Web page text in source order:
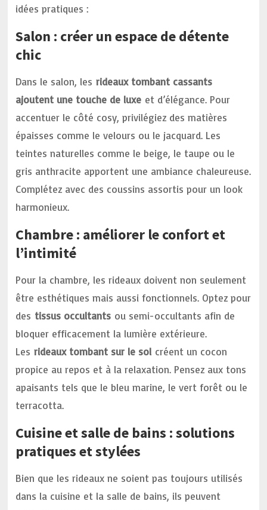
idées pratiques :
Salon : créer un espace de détente
chic
Dans le salon, lesrideaux tombant cassants
ajoutent une touche de luxe et d’élégance. Pour
accentuer le côté cosy, privilégiez des matières
épaisses comme le velours ou le jacquard. Les
teintes naturelles comme le beige, le taupe ou le
gris anthracite apportent une ambiance chaleureuse.
Complétez avec des coussins assortis pour un look
harmonieux.
Chambre : améliorer le confort et
l’intimité
Pour la chambre, les rideaux doivent non seulement
être esthétiques mais aussi fonctionnels. Optez pour
des tissus occultants ou semi-occultants afin de
bloquer efficacement la lumière extérieure.
Lesrideaux tombant sur le sol créent un cocon
propice au repos et à la relaxation. Pensez aux tons
apaisants tels que le bleu marine, le vert forêt ou le
terracotta.
Cuisine et salle de bains : solutions
pratiques et stylées
Bien que les rideaux ne soient pas toujours utilisés
dans la cuisine et la salle de bains, ils peuvent